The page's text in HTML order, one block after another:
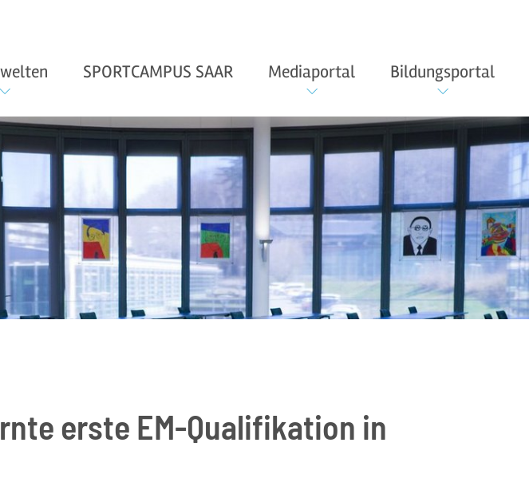
SPORTCAMPUS SAAR Mediaportal Bildungsportal
erste EM-Qualifikation in